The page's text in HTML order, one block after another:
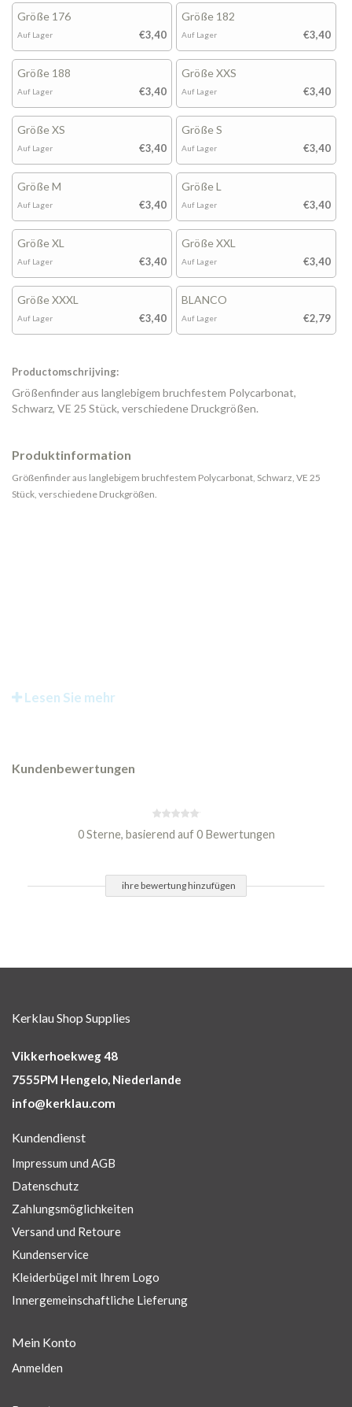
Größe 176
€3,40
Auf Lager
Größe 182
€3,40
Auf Lager
Größe 188
€3,40
Auf Lager
Größe XXS
€3,40
Auf Lager
Größe XS
€3,40
Auf Lager
Größe S
€3,40
Auf Lager
Größe M
€3,40
Auf Lager
Größe L
€3,40
Auf Lager
Größe XL
€3,40
Auf Lager
Größe XXL
€3,40
Auf Lager
Größe XXXL
€3,40
Auf Lager
BLANCO
€2,79
Auf Lager
Productomschrijving:
Größenfinder aus langlebigem bruchfestem Polycarbonat,
Schwarz, VE 25 Stück, verschiedene Druckgrößen.
Produktinformation
Größenfinder aus langlebigem bruchfestem Polycarbonat, Schwarz, VE 25
Stück, verschiedene Druckgrößen.
Lesen Sie mehr
Kundenbewertungen
0 Sterne, basierend auf 0 Bewertungen
ihre bewertung hinzufügen
Kerklau Shop Supplies
Vikkerhoekweg 48
7555PM Hengelo, Niederlande
info@kerklau.com
Kundendienst
Impressum und AGB
Datenschutz
Zahlungsmöglichkeiten
Versand und Retoure
Kundenservice
Kleiderbügel mit Ihrem Logo
Innergemeinschaftliche Lieferung
Mein Konto
Anmelden